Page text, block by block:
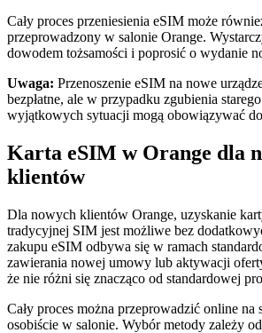
Cały proces przeniesienia eSIM może
przeprowadzony w salonie Orange.
dowodem tożsamości i poprosić o wydanie
Uwaga: Przenoszenie eSIM na nowe
bezpłatne, ale w przypadku zgubienia
wyjątkowych sytuacji mogą obowiązywać
Karta eSIM w Orange dla
klientów
Dla nowych klientów Orange, uzyskanie
tradycyjnej SIM jest możliwe bez
zakupu eSIM odbywa się w ramach
zawierania nowej umowy lub aktywacji
że nie różni się znacząco od standardowej
Cały proces można przeprowadzić online na
osobiście w salonie. Wybór metody zależy